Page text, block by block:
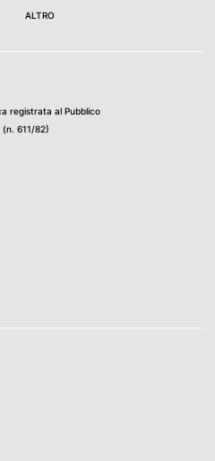
ALTRO
registrata al Pubblico
(n. 611/82)